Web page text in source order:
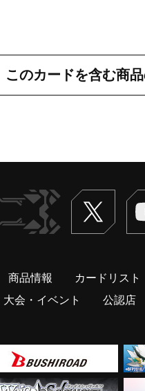
このカードを含む商
Twitter
商品情報 カードリスト
大会・イベント 公認店